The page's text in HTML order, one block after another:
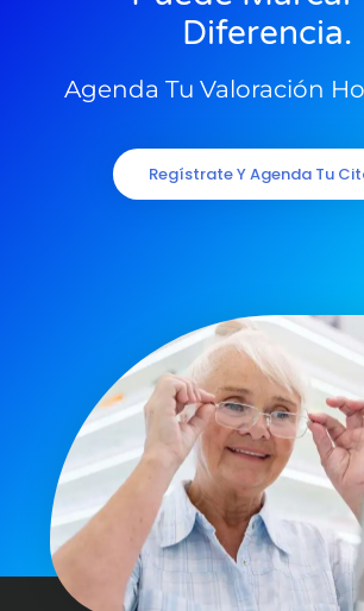
Diferencia.
Agenda Tu Valoración
Regístrate Y Agenda Tu